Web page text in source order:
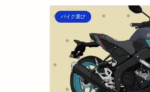
バイク選び